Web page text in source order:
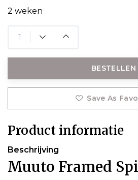
2 weken
BESTELLEN
Save As
Product informatie
Beschrijving
Muuto Framed